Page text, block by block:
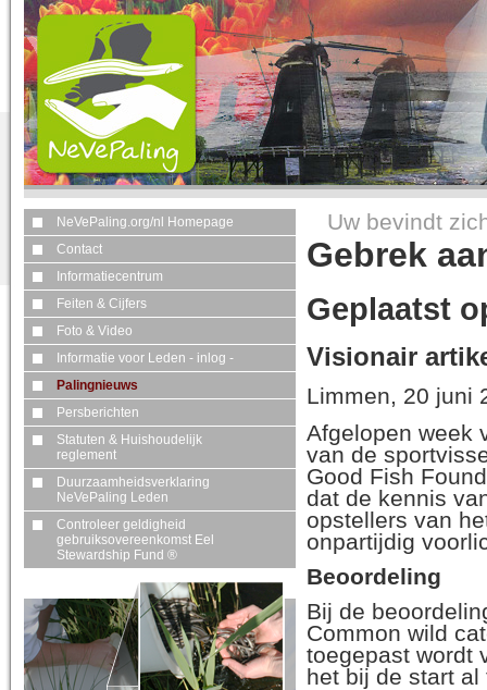
NeVePaling.org/nl Homepage
Contact
Informatiecentrum
Feiten & Cijfers
Foto & Video
Informatie voor Leden - inlog -
Palingnieuws
Persberichten
Statuten & Huishoudelijk
reglement
Duurzaamheidsverklaring
NeVePaling Leden
Controleer geldigheid
gebruiksovereenkomst Eel
Stewardship Fund ®
Uw bevindt
Gebrek
Geplaatst
Visionair
Limmen, 20 juni
Afgelopen week
van de
Good Fish
dat de kennis
opstellers van
onpartijdig
Beoordeling
Bij de
Common wild
toegepast wordt
het bij de start al